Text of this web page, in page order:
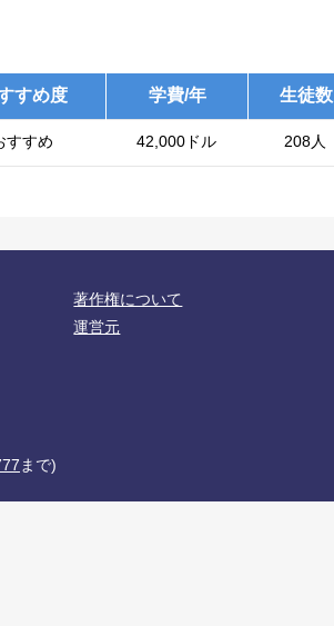
すめ度 学費/年 生徒数
すすめ 42,000ドル 208人
著作権について
運営元
まで)